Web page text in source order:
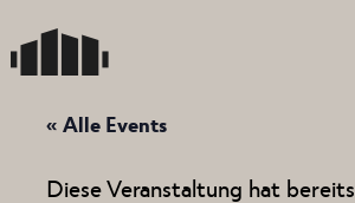
to
the
« Alle Events
Diese Veranstaltung hat bereits